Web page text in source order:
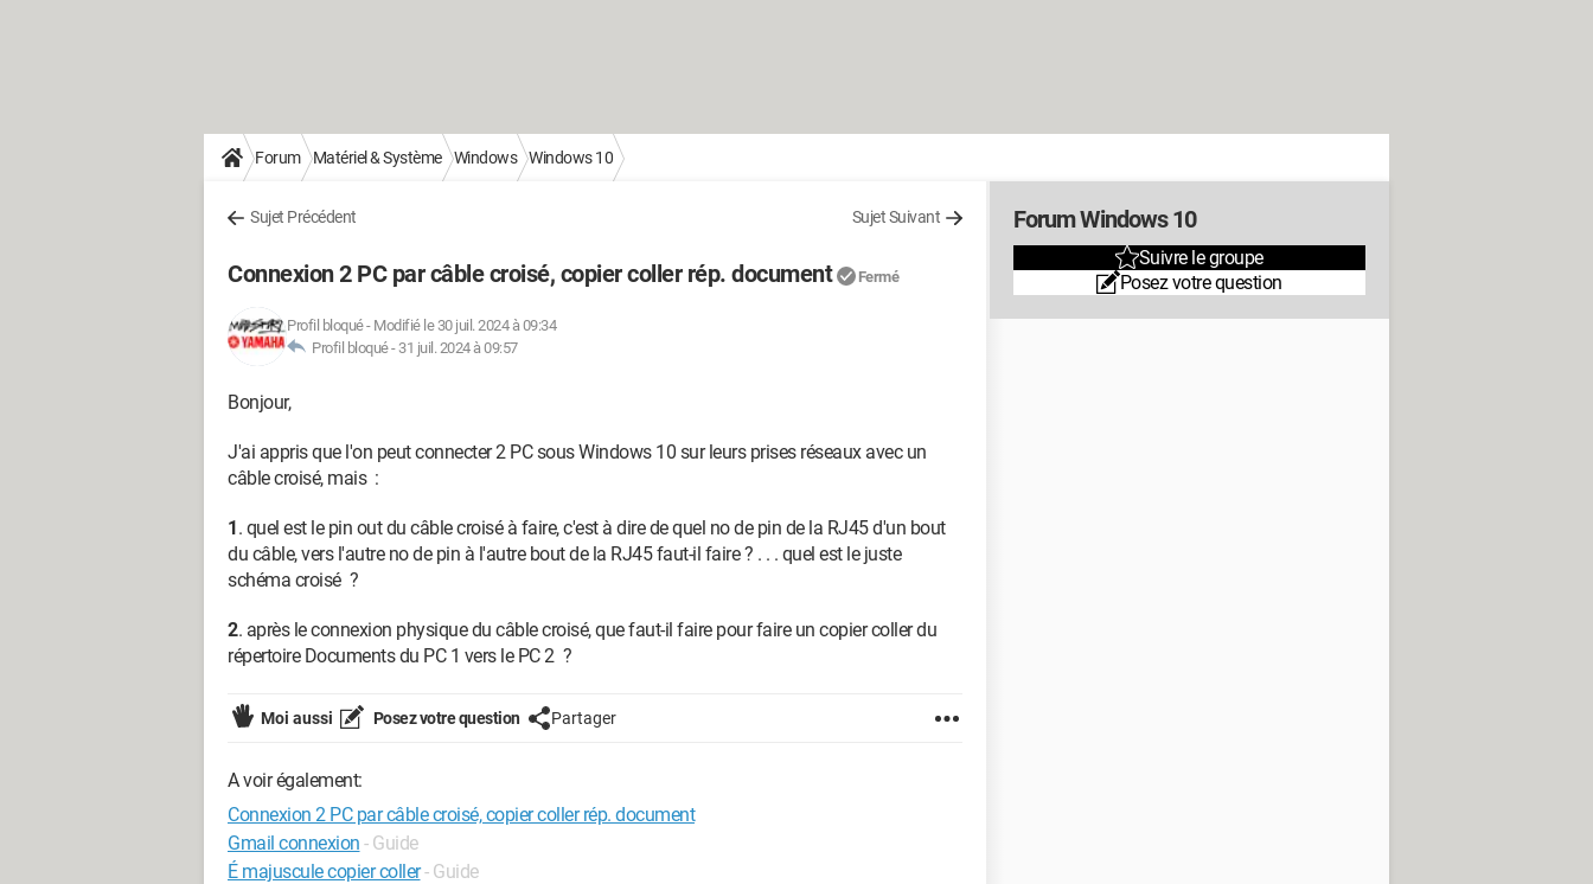
Forum Matériel & Système Windows Windows 10
Sujet Précédent Sujet Suivant
Connexion 2 PC par câble croisé, copier coller rép. document Fermé
Profil bloqué- Modifié le 30 juil. 2024 à 09:34
Profil bloqué - 31 juil. 2024 à 09:57
Bonjour,
J'ai appris que l'on peut connecter 2 PC sous Windows 10 sur leurs prises réseaux avec un
câble croisé, mais :
1. quel est le pin out du câble croisé à faire, c'est à dire de quel no de pin de la RJ45 d'un bout
du câble, vers l'autre no de pin à l'autre bout de la RJ45 faut-il faire ? . . . quel est le juste
schéma croisé ?
2. après le connexion physique du câble croisé, que faut-il faire pour faire un copier coller du
répertoire Documents du PC 1 vers le PC 2 ?
Moi aussi Posez votre question Partager
A voir également:
Connexion 2 PC par câble croisé, copier coller rép. document
Gmail connexion - Guide
É majuscule copier coller- Guide
Forum Windows 10
Suivre le groupe
Posez votre question